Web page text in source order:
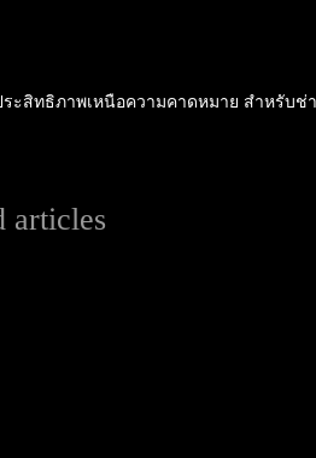
ะสิทธิภาพเหนือความคาดหมาย สำหรับช่
articles